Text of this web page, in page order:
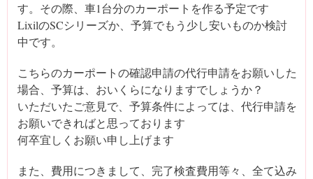
す。その際、車1台分のカーポートを作る予定です
LixilのSCシリーズか、予算でもう少し安いものか検討
中です。
こちらのカーポートの確認申請の代行申請をお願いした
場合、予算は、おいくらになりますでしょうか？
いただいたご意見で、予算条件によっては、代行申請を
お願いできればと思っております
何卒宜しくお願い申し上げます
また、費用につきまして、完了検査費用等々、全て込み